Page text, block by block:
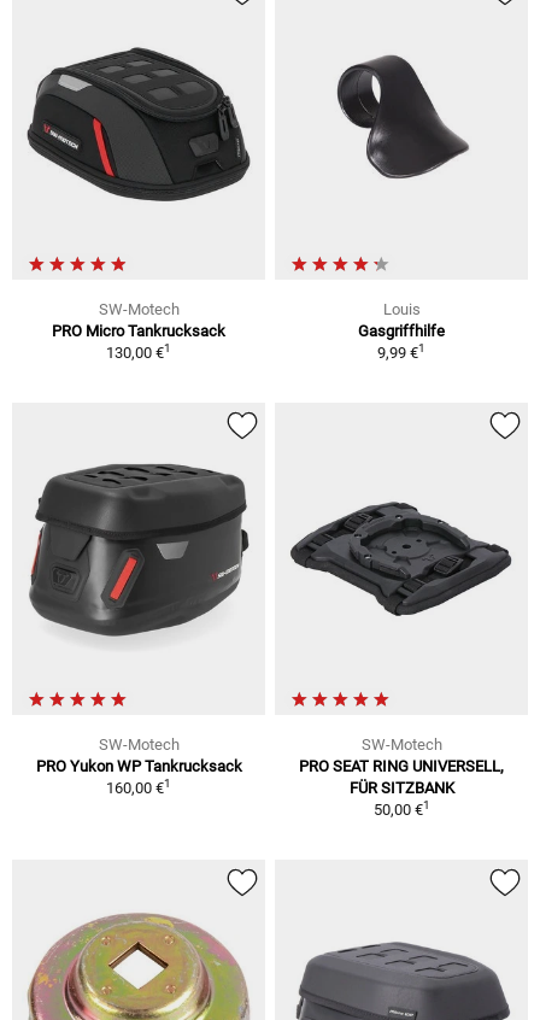
SW-Motech
PRO Micro Tankrucksack
130,00 €1
Louis
Gasgriffhilfe
9,99 €1
SW-Motech
PRO Yukon WP Tankrucksack
160,00 €1
SW-Motech
PRO SEAT RING UNIVERSELL,
FÜR SITZBANK
50,00 €1